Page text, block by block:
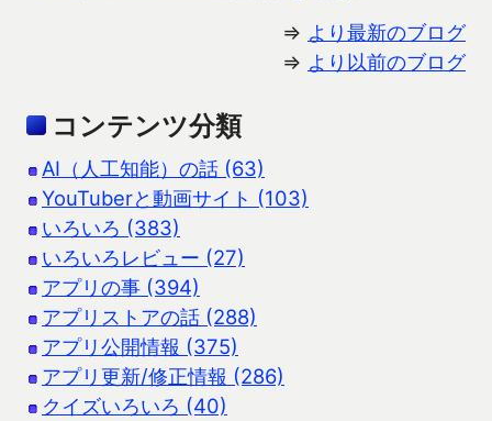
⇒ より最新のブログ
⇒ より以前のブログ
コンテンツ分類
AI（人工知能）の話 (63)
YouTuberと動画サイト (103)
いろいろ (383)
いろいろレビュー (27)
アプリの事 (394)
アプリストアの話 (288)
アプリ公開情報 (375)
アプリ更新/修正情報 (286)
クイズいろいろ (40)